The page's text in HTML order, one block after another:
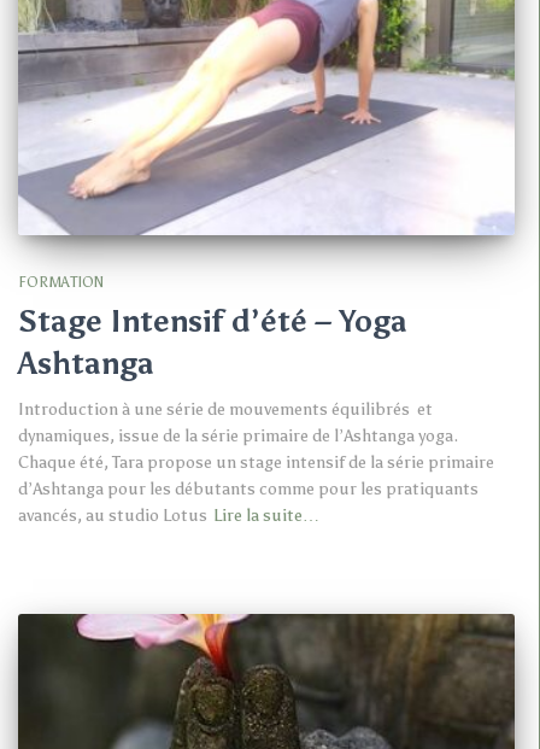
FORMATION
Stage Intensif d’été – Yoga
Ashtanga
Introduction à une série de mouvements équilibrés et
dynamiques, issue de la série primaire de l’Ashtanga yoga.
Chaque été, Tara propose un stage intensif de la série primaire
d’Ashtanga pour les débutants comme pour les pratiquants
avancés, au studio Lotus Lire la suite…